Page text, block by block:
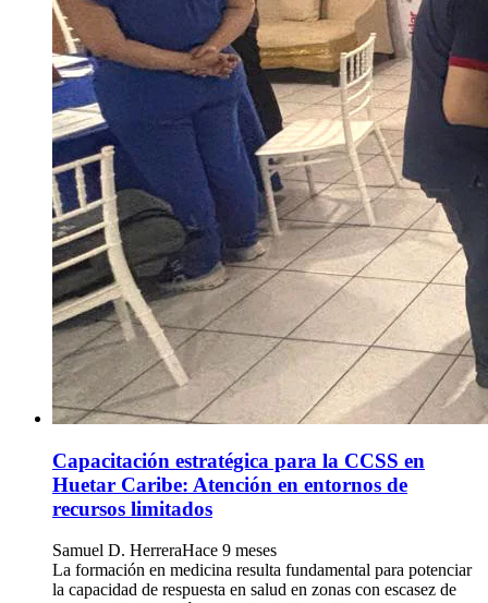
Capacitación estratégica para la CCSS en
Huetar Caribe: Atención en entornos de
recursos limitados
Samuel D. HerreraHace 9 meses
La formación en medicina resulta fundamental para potenciar
la capacidad de respuesta en salud en zonas con escasez de